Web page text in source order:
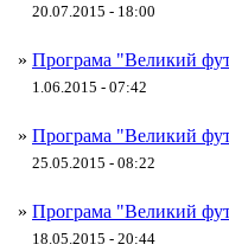
20.07.2015 - 18:00
» Програма "Великий
1.06.2015 - 07:42
» Програма "Великий
25.05.2015 - 08:22
» Програма "Великий
18.05.2015 - 20:44